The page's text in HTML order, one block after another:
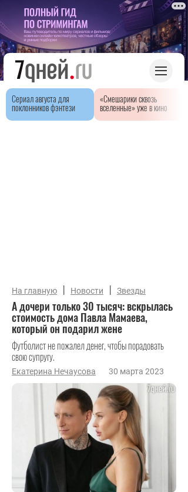
Сериал августа для
поклонников фэнтези
«Смешарики сквозь
вселенные» уже в кино
На главную | Новости | Звезды
А дочери только 30 тысяч: вскрылась
стоимость дома Павла Мамаева,
который он подарил жене
Футболист не пожалел денег, чтобы порадовать
свою супругу.
Екатерина Нечаусова 30 марта 2023